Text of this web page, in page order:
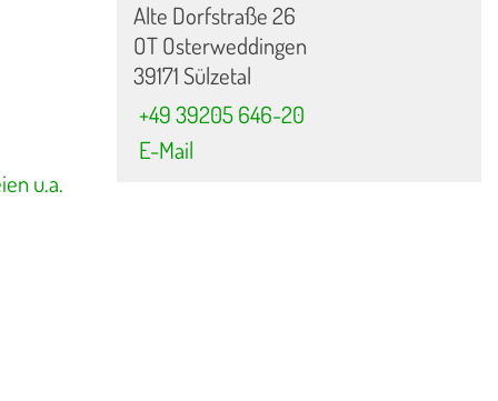
u.a.
Alte Dorfstraße 26
OT Osterweddingen
39171 Sülzetal
+49 39205 646-20
E-Mail